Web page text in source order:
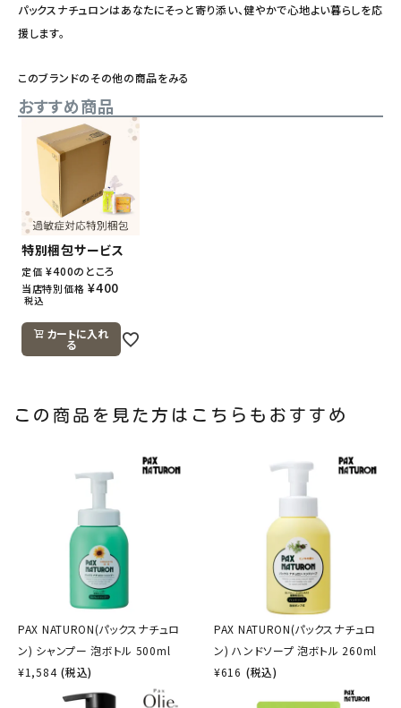
パックスナチュロンはあなたにそっと寄り添い、健やかで心地よい暮らしを応
援します。
このブランドのその他の商品をみる
おすすめ商品
特別梱包サービス
定価 ¥400のところ
当店特別価格 ¥400
税込
カートに入れ
る
この商品を見た方はこちらもおすすめ
PAX NATURON(パックスナチュロ
ン) シャンプー 泡ボトル 500ml
¥1,584 (税込)
PAX NATURON(パックスナチュロ
ン) ハンドソープ 泡ボトル 260ml
¥616 (税込)